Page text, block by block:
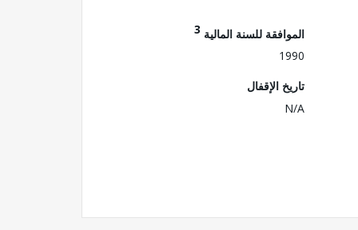
الموافقة للسنة المالية 3
1990
تاريخ الإقفال
N/A